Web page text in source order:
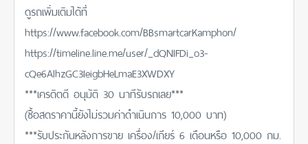
ดูรถเพิ่มเติมได้ที่
https://www.facebook.com/BBsmartcarKamphon/
https://timeline.line.me/user/_dQNIFDi_o3-
cQe6AlhzGC3IeigbHeLmaE3XWDXY
***เครดิตดี อนุมัติ 30 นาทีรับรถเลย***
(ซื้อสดราคานี้ยังไม่รวมค่าดำเนินการ 10,000 บาท)
***รับประกันหลังการขาย เครื่อง/เกียร์ 6 เดือนหรือ 10,000 กม.